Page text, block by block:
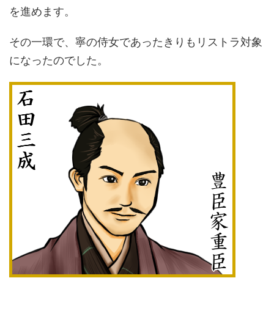
を進めます。
その一環で、寧の侍女であったきりもリストラ対象
になったのでした。